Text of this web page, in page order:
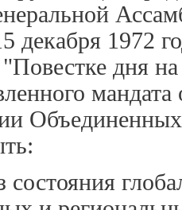
декабря 1972
"Повестке дня
состояния